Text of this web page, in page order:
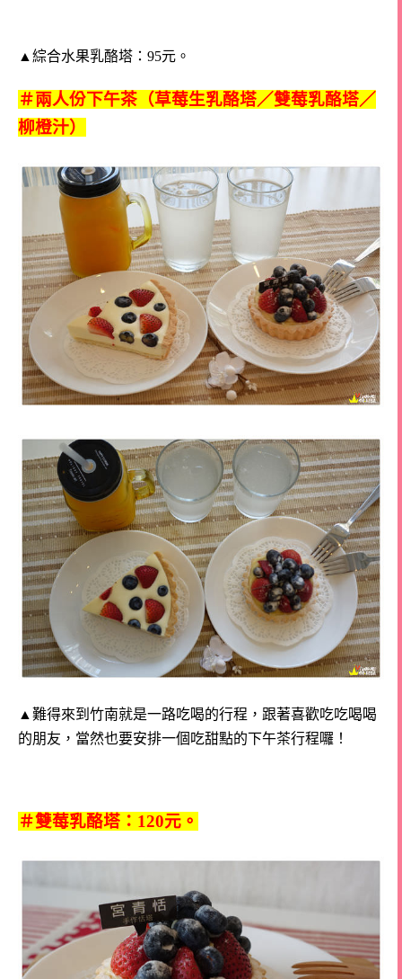
▲綜合水果乳酪塔：95元。
＃兩人份下午茶（草莓生乳酪塔／雙莓乳酪塔／
柳橙汁）
▲難得來到竹南就是一路吃喝的行程， 跟著喜歡吃吃喝喝
的朋友，當然也要安排一個吃甜點的下午茶行程囉！
＃雙莓乳酪塔：120元。